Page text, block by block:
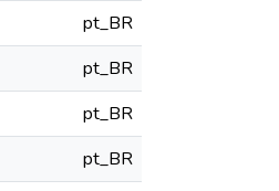
pt_BR
pt_BR
pt_BR
pt_BR